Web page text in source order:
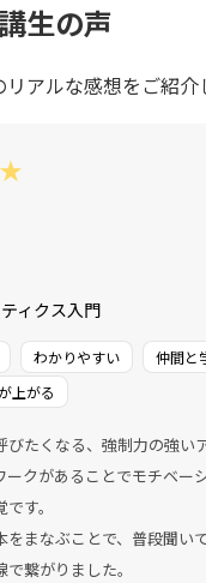
生の声
アルな感想をご紹介
★
ィクス入門
わかりやすい
仲間と
上がる
びたくなる、強制力の強い
ークがあることでモチベー
す。
をまなぶことで、普段聞い
繋がりました。